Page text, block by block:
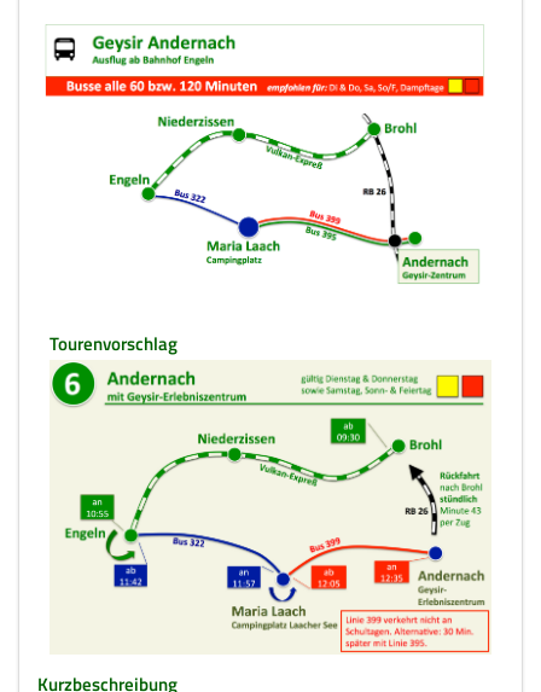
Tourenvorschlag
Kurzbeschreibung